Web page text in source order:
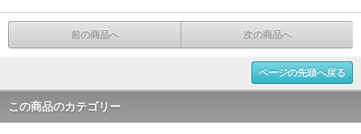
前の商品へ 次の商品へ
ページの先頭へ戻る
この商品のカテゴリー